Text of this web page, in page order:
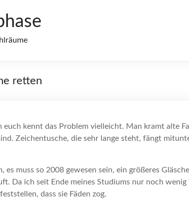
retten
euch kennt das Problem vielleicht. Man kramt alte
Zeichentusche, die sehr lange steht, fängt
es muss so 2008 gewesen sein, ein größeres
Da ich seit Ende meines Studiums nur noch wenig
dass sie Fäden zog.